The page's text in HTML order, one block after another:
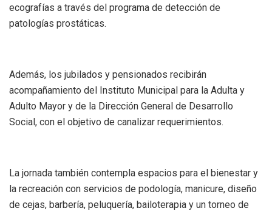
ecografías a través del programa de detección de
patologías prostáticas.
Además, los jubilados y pensionados recibirán
acompañamiento del Instituto Municipal para la Adulta y
Adulto Mayor y de la Dirección General de Desarrollo
Social, con el objetivo de canalizar requerimientos.
La jornada también contempla espacios para el bienestar y
la recreación con servicios de podología, manicure, diseño
de cejas, barbería, peluquería, bailoterapia y un torneo de